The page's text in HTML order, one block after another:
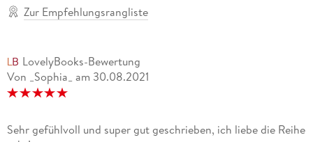
Zur Empfehlungsrangliste
LovelyBooks-Bewertung
Von _Sophia_ am 30.08.2021
Sehr gefühlvoll und super gut geschrieben, ich liebe die Reihe